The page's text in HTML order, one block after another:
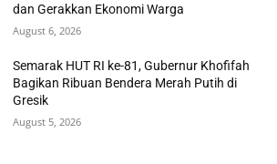
dan Gerakkan Ekonomi Warga
August 6, 2026
Semarak HUT RI ke-81, Gubernur Khofifah
Bagikan Ribuan Bendera Merah Putih di
Gresik
August 5, 2026